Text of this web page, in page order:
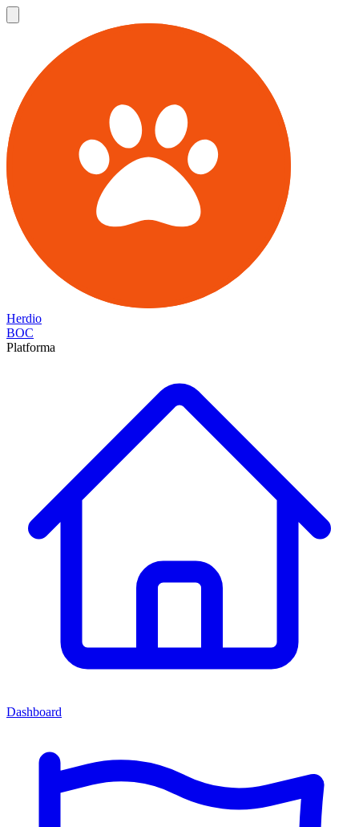
Herdio
BOC
Platforma
Dashboard